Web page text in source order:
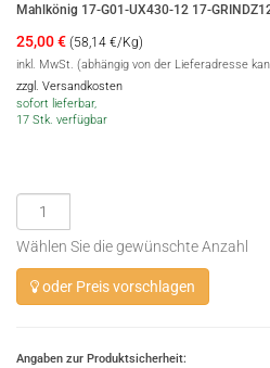
Mahlkönig 17-G01-UX430-12 17-
25,00€ (58,14 €/Kg)
inkl. MwSt. (abhängig von der Lieferadresse
zzgl. Versandkosten
sofort lieferbar,
17 Stk. verfügbar
Wählen Sie die gewünschte Anzahl
oder Preis vorschlagen
Angaben zur Produktsicherheit: